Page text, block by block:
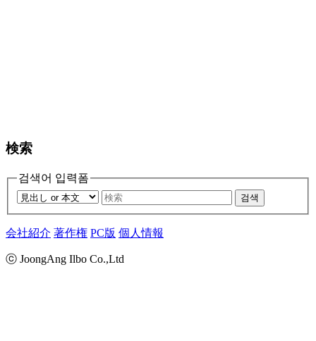
検索
검색어 입력폼
검색
会社紹介 著作権 PC版 個人情報
ⓒ JoongAng Ilbo Co.,Ltd